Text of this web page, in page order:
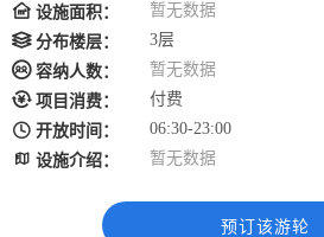
 设施面积： 暂无数据
 分布楼层： 3层
 容纳人数： 暂无数据
 项目消费： 付费
 开放时间： 06:30-23:00
 设施介绍： 暂无数据
预订该游轮